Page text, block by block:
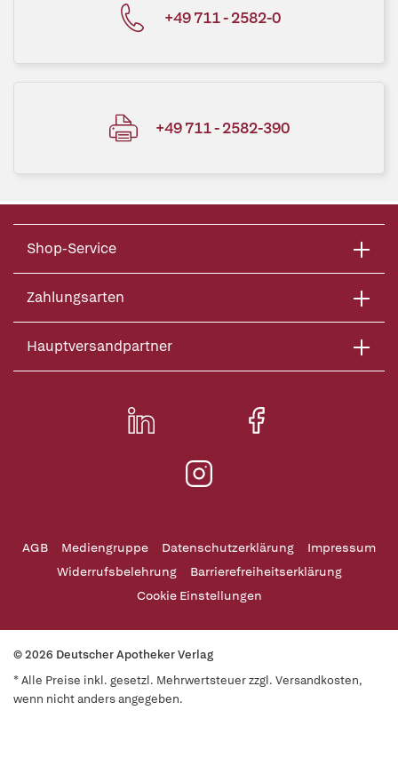
+49 711 - 2582-0
+49 711 - 2582-390
Shop-Service
Zahlungsarten
Hauptversandpartner
AGB Mediengruppe Datenschutzerklärung
Impressum
Widerrufsbelehrung
Barrierefreiheitserklärung
Cookie Einstellungen
© 2026 Deutscher Apotheker Verlag
* Alle Preise inkl. gesetzl. Mehrwertsteuer zzgl. Versandkosten,
wenn nicht anders angegeben.